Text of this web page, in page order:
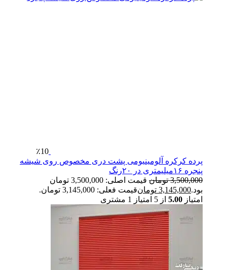
٪10
پرده کرکره آلومینیومی پشت دری مخصوص روی شیشه
پنجره ۱۶میلیمتری در ۲۰رنگ
3,500,000 تومان
قیمت اصلی: 3,500,000 تومان
بود.3,145,000 تومانقیمت فعلی: 3,145,000 تومان.
امتیاز 5.00 از 5 امتیاز 1 مشتری